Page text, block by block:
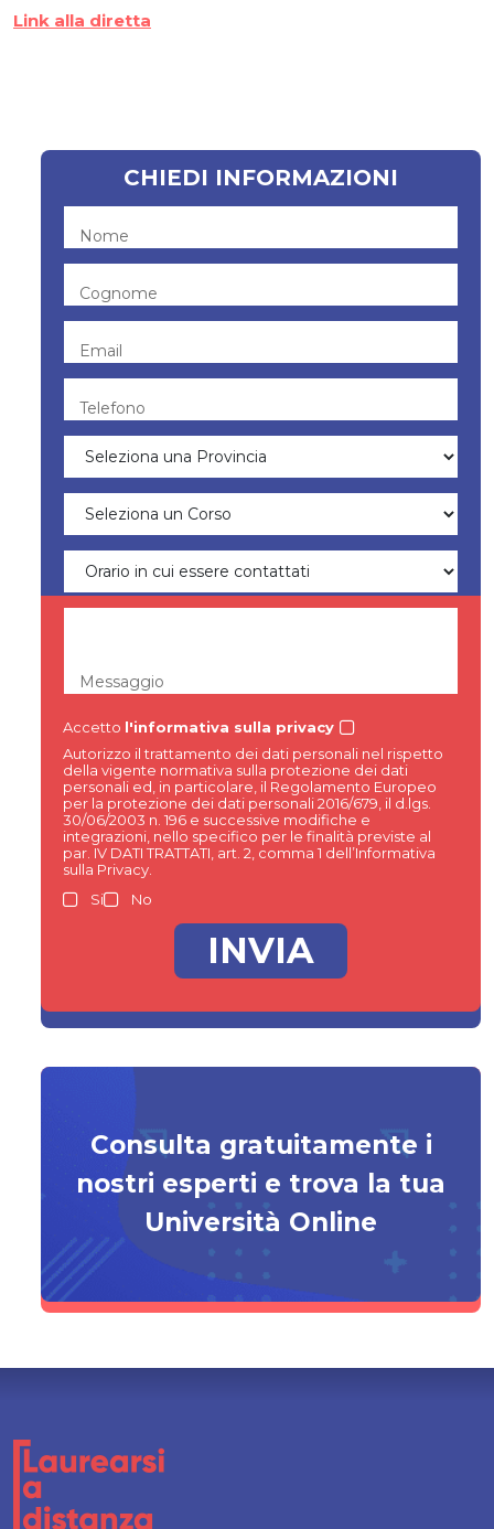
Link alla diretta
CHIEDI INFORMAZIONI
Nome
Cognome
Email
Telefono
Messaggio
Accetto l'informativa sulla privacy
Autorizzo il trattamento dei dati personali nel rispetto
della vigente normativa sulla protezione dei dati
personali ed, in particolare, il Regolamento Europeo
per la protezione dei dati personali 2016/679, il d.lgs.
30/06/2003 n. 196 e successive modifiche e
integrazioni, nello specifico per le finalità previste al
par. IV DATI TRATTATI, art. 2, comma 1 dell’Informativa
sulla Privacy.
Si
No
Consulta gratuitamente i
nostri esperti e trova la tua
Università Online